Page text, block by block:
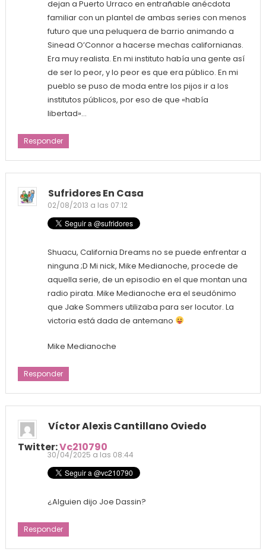
dejan a Puerto Urraco en entrañable anécdota
familiar con un plantel de ambas series con menos
futuro que una peluquera de barrio animando a
Sinead O’Connor a hacerse mechas californianas.
Era muy realista. En mi instituto había una gente así
de ser lo peor, y lo peor es que era público. En mi
pueblo se puso de moda entre los pijos ir a los
institutos públicos, por eso de que «había
libertad»…
Responder
Sufridores En Casa
02/08/2013 a las 07:12
Shuacu, California Dreams no se puede enfrentar a
ninguna ;D Mi nick, Mike Medianoche, procede de
aquella serie, de un episodio en el que montan una
radio pirata. Mike Medianoche era el seudónimo
que Jake Sommers utilizaba para ser locutor. La
victoria está dada de antemano
Mike Medianoche
Responder
Víctor Alexis Cantillano Oviedo
Twitter:Vc210790
30/04/2025 a las 08:44
¿Alguien dijo Joe Dassin?
Responder